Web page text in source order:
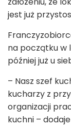
jest już
na początku w
później już u
– Nasz szef
kucharzy z
organizacji
kuchni –